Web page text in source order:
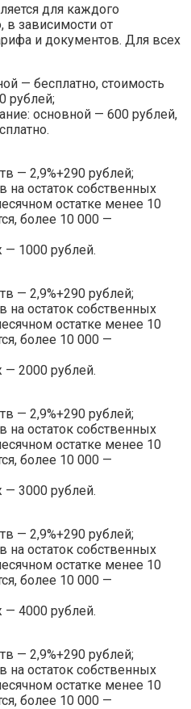
для каждого
в зависимости от
и документов. Для всех
— бесплатно, стоимость
рублей;
основной — 600 рублей,
— 2,9%+290 рублей;
на остаток собственных
остатке менее 10
более 10 000 —
1000 рублей.
— 2,9%+290 рублей;
на остаток собственных
остатке менее 10
более 10 000 —
2000 рублей.
— 2,9%+290 рублей;
на остаток собственных
остатке менее 10
более 10 000 —
3000 рублей.
— 2,9%+290 рублей;
на остаток собственных
остатке менее 10
более 10 000 —
4000 рублей.
— 2,9%+290 рублей;
на остаток собственных
остатке менее 10
более 10 000 —